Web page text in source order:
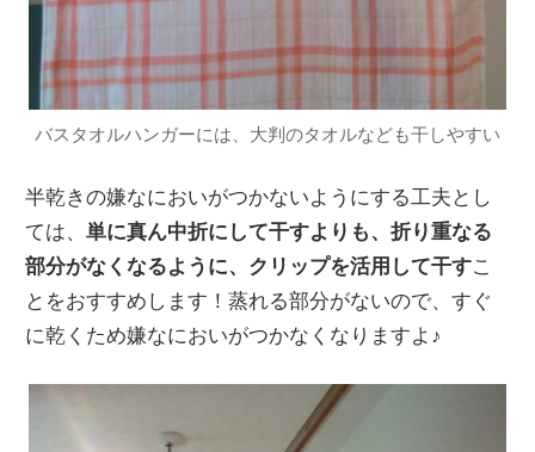
バスタオルハンガーには、大判のタオルなども干しやすい
半乾きの嫌なにおいがつかないようにする工夫とし
ては、単に真ん中折にして干すよりも、折り重なる
部分がなくなるように、クリップを活用して干すこ
とをおすすめします！蒸れる部分がないので、すぐ
に乾くため嫌なにおいがつかなくなりますよ♪